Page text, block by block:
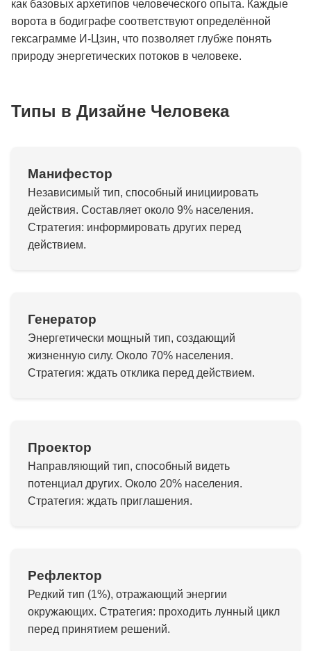
как базовых архетипов человеческого опыта. Каждые
ворота в бодиграфе соответствуют определённой
гексаграмме И-Цзин, что позволяет глубже понять
природу энергетических потоков в человеке.
Типы в Дизайне Человека
Манифестор
Независимый тип, способный инициировать
действия. Составляет около 9% населения.
Стратегия: информировать других перед
действием.
Генератор
Энергетически мощный тип, создающий
жизненную силу. Около 70% населения.
Стратегия: ждать отклика перед действием.
Проектор
Направляющий тип, способный видеть
потенциал других. Около 20% населения.
Стратегия: ждать приглашения.
Рефлектор
Редкий тип (1%), отражающий энергии
окружающих. Стратегия: проходить лунный цикл
перед принятием решений.